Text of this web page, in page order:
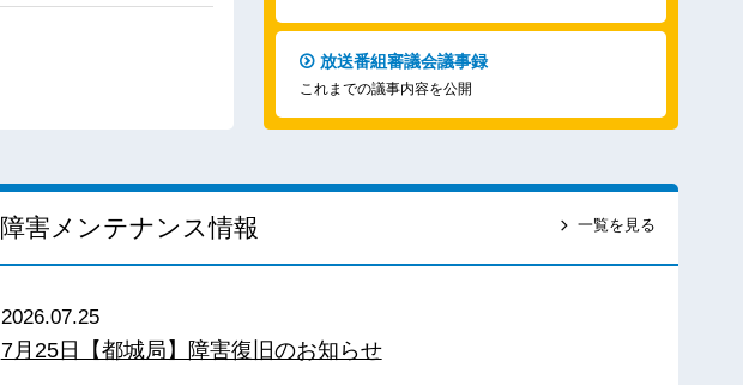
放送番組審議会議事録
これまでの議事内容を公開
障害メンテナンス情報 一覧を見る
2026.07.25
7月25日【都城局】障害復旧のお知らせ